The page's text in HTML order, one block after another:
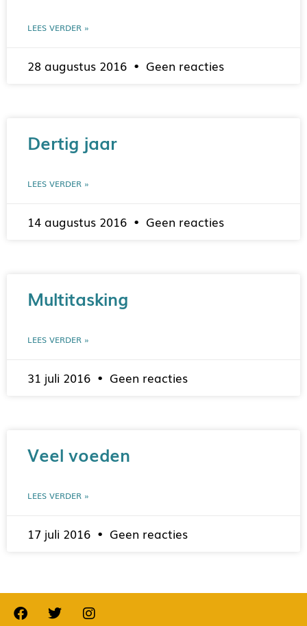
LEES VERDER »
28 augustus 2016 Geen reacties
Dertig jaar
LEES VERDER »
14 augustus 2016 Geen reacties
Multitasking
LEES VERDER »
31 juli 2016 Geen reacties
Veel voeden
LEES VERDER »
17 juli 2016 Geen reacties